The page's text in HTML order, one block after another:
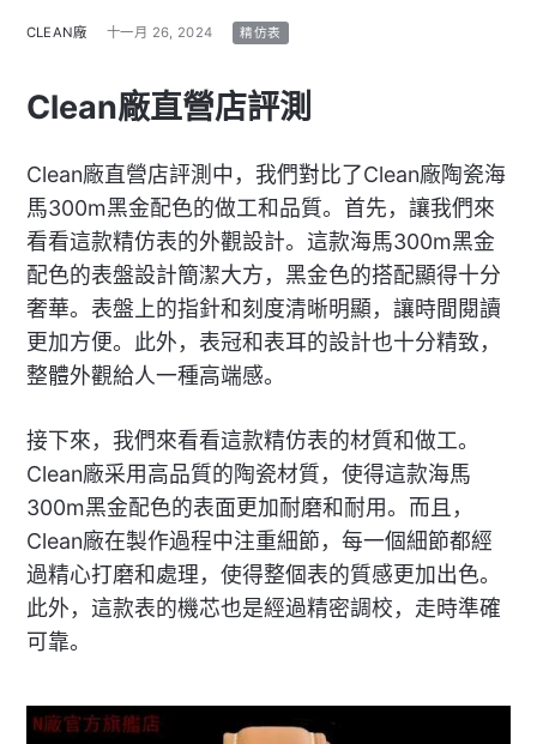
CLEAN廠 十一月 26, 2024 精仿表
Clean廠直營店評測
Clean廠直營店評測中，我們對比了Clean廠陶瓷海
馬300m黑金配色的做工和品質。首先，讓我們來
看看這款精仿表的外觀設計。這款海馬300m黑金
配色的表盤設計簡潔大方，黑金色的搭配顯得十分
奢華。表盤上的指針和刻度清晰明顯，讓時間閱讀
更加方便。此外，表冠和表耳的設計也十分精致，
整體外觀給人一種高端感。
接下來，我們來看看這款精仿表的材質和做工。
Clean廠采用高品質的陶瓷材質，使得這款海馬
300m黑金配色的表面更加耐磨和耐用。而且，
Clean廠在製作過程中注重細節，每一個細節都經
過精心打磨和處理，使得整個表的質感更加出色。
此外，這款表的機芯也是經過精密調校，走時準確
可靠。